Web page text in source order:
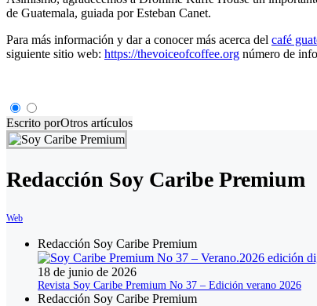
de Guatemala, guiada por Esteban Canet.
Para más información y dar a conocer más acerca del café
siguiente sitio web: https://thevoiceofcoffee.org número de
Escrito porOtros artículos
Redacción Soy Caribe Premium
Web
Redacción Soy Caribe Premium
18 de junio de 2026
Revista Soy Caribe Premium No 37 – Edición verano 2026
Redacción Soy Caribe Premium